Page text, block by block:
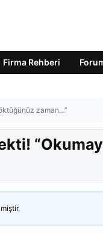
Firma Rehberi
zaman…”